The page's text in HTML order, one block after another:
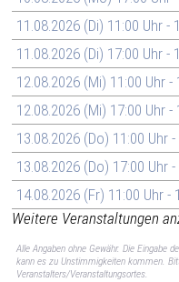
11.08.2026 (Di) 11:00 Uhr -
11.08.2026 (Di) 17:00 Uhr -
12.08.2026 (Mi) 11:00 Uhr -
12.08.2026 (Mi) 17:00 Uhr -
13.08.2026 (Do) 11:00 Uhr
13.08.2026 (Do) 17:00 Uhr
14.08.2026 (Fr) 11:00 Uhr -
Weitere Veranstaltungen
Alle Angaben ohne Gewähr. Die Eingabe
kann es zu Unstimmigkeiten kommen.
Veranstalters/Veranstaltungsortes.